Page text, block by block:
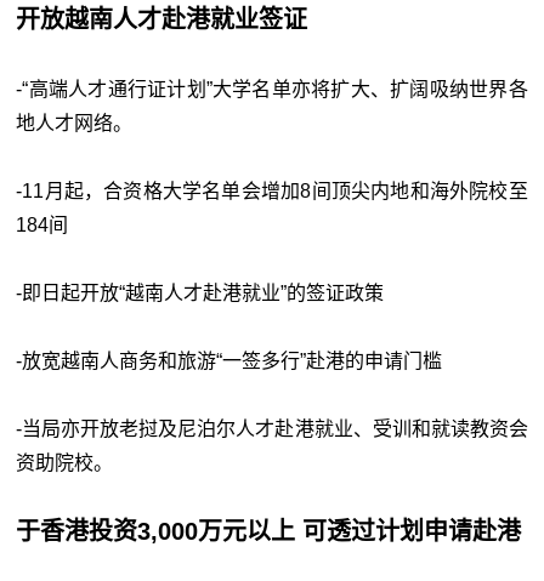
开放越南人才赴港就业签证
-“高端人才通行证计划”大学名单亦将扩大、扩阔吸纳世界各
地人才网络。
-11月起，合资格大学名单会增加8间顶尖内地和海外院校至
184间
-即日起开放“越南人才赴港就业”的签证政策
-放宽越南人商务和旅游“一签多行”赴港的申请门槛
-当局亦开放老挝及尼泊尔人才赴港就业、受训和就读教资会
资助院校。
于香港投资3,000万元以上 可透过计划申请赴港